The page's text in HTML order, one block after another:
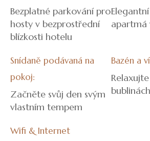
Bezplatné parkování pro
hosty v bezprostřední
blízkosti hotelu
apartmá
Snídaně podávaná na
pokoj:
Začněte svůj den svým
vlastním tempem
Bazén a
Wifi & Internet